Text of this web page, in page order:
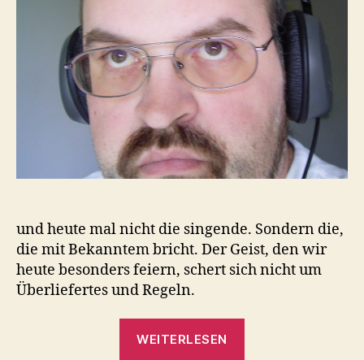
und heute mal nicht die singende. Sondern die,
die mit Bekanntem bricht. Der Geist, den wir
heute besonders feiern, schert sich nicht um
Überliefertes und Regeln.
WEITERLESEN